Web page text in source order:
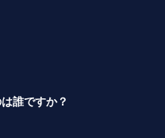
誰ですか？